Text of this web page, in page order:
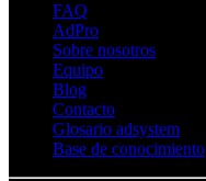
FAQ
AdPro
Sobre nosotros
Equipo
Blog
Contacto
Glosario adsystem
Base de conocimiento